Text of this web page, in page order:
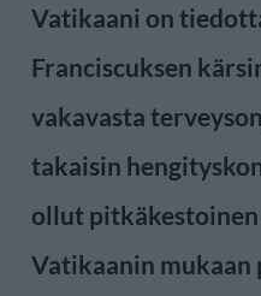
Vatikaani on
Franciscuksen
vakavasta
takaisin
ollut
Vatikaanin mukaan